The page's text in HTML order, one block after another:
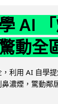
AI
動全
利用 AI 自學
濃煙，驚動鄰